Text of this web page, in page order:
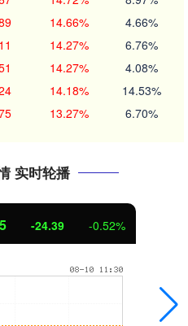
14.66% 4.66%
14.27% 6.76%
14.27% 4.08%
14.18% 14.53%
13.27% 6.70%
实时轮播
-24.39 -0.52%